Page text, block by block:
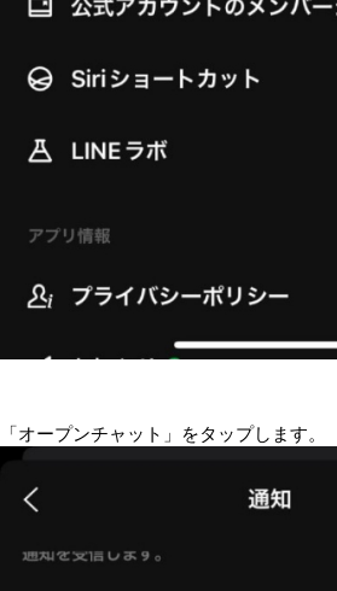
「オープンチャット」をタップします。